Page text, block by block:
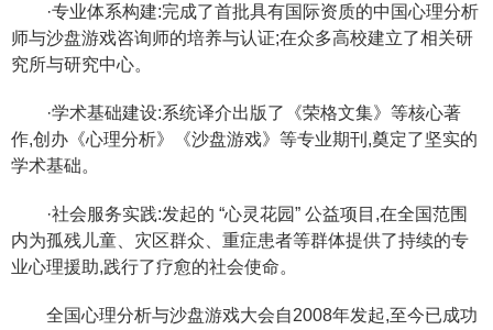
·专业体系构建:完成了首批具有国际资质的中国心理分析
师与沙盘游戏咨询师的培养与认证;在众多高校建立了相关研
究所与研究中心。
·学术基础建设:系统译介出版了《荣格文集》等核心著
作,创办《心理分析》《沙盘游戏》等专业期刊,奠定了坚实的
学术基础。
·社会服务实践:发起的 “心灵花园” 公益项目,在全国范围
内为孤残儿童、灾区群众、重症患者等群体提供了持续的专
业心理援助,践行了疗愈的社会使命。
全国心理分析与沙盘游戏大会自2008年发起,至今已成功